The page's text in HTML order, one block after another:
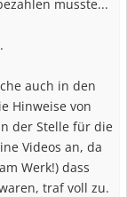
musste...
auch in den
Hinweise von
der Stelle für die
Videos an, da
Werk!) dass
traf voll zu.